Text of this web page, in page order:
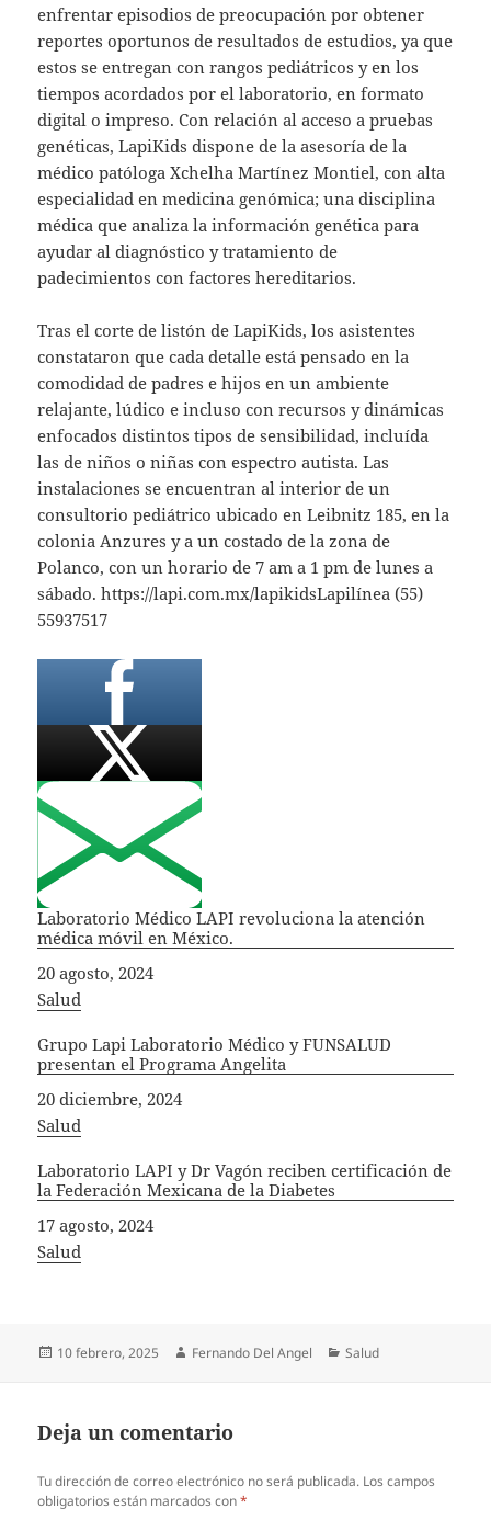
enfrentar episodios de preocupación por obtener
reportes oportunos de resultados de estudios, ya que
estos se entregan con rangos pediátricos y en los
tiempos acordados por el laboratorio, en formato
digital o impreso. Con relación al acceso a pruebas
genéticas, LapiKids dispone de la asesoría de la
médico patóloga Xchelha Martínez Montiel, con alta
especialidad en medicina genómica; una disciplina
médica que analiza la información genética para
ayudar al diagnóstico y tratamiento de
padecimientos con factores hereditarios.
Tras el corte de listón de LapiKids, los asistentes
constataron que cada detalle está pensado en la
comodidad de padres e hijos en un ambiente
relajante, lúdico e incluso con recursos y dinámicas
enfocados distintos tipos de sensibilidad, incluída
las de niños o niñas con espectro autista. Las
instalaciones se encuentran al interior de un
consultorio pediátrico ubicado en Leibnitz 185, en la
colonia Anzures y a un costado de la zona de
Polanco, con un horario de 7 am a 1 pm de lunes a
sábado. https://lapi.com.mx/lapikidsLapilínea (55)
55937517
Laboratorio Médico LAPI revoluciona la atención
médica móvil en México.
Fecha
20 agosto, 2024
In relation to
Salud
Grupo Lapi Laboratorio Médico y FUNSALUD
presentan el Programa Angelita
Fecha
20 diciembre, 2024
In relation to
Salud
Laboratorio LAPI y Dr Vagón reciben certificación de
la Federación Mexicana de la Diabetes
Fecha
17 agosto, 2024
In relation to
Salud
Publicado
10 febrero, 2025 Autor
Fernando Del Angel Categorías
Salud
Deja un comentario
Tu dirección de correo electrónico no será publicada. Los campos
obligatorios están marcados con*